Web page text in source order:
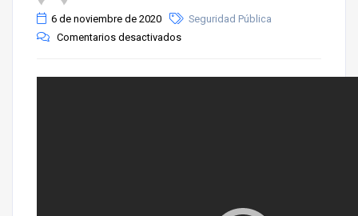
6 de noviembre de 2020
Seguridad Pública
Comentarios desactivados